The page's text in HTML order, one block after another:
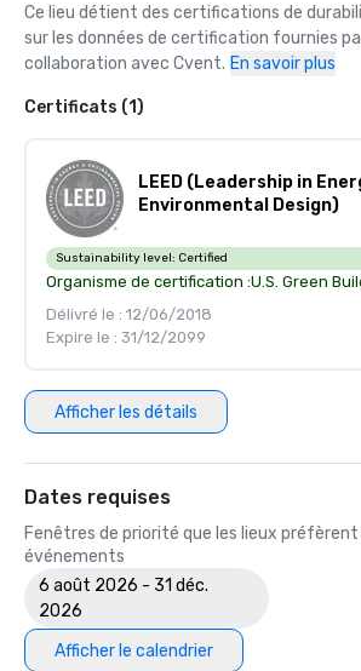
Ce lieu détient des certifications de
sur les données de certification fournies
collaboration avec Cvent. En savoir plus
Certificats (1)
LEED (Leadership in
Environmental Design)
Sustainability level: Certified
Organisme de certification :U.S. Green
Délivré le : 12/06/2018
Expire le : 31/12/2099
Afficher les détails
Dates requises
Fenêtres de priorité que les lieux préfèrent
événements
6 août 2026 - 31 déc.
2026
Afficher le calendrier